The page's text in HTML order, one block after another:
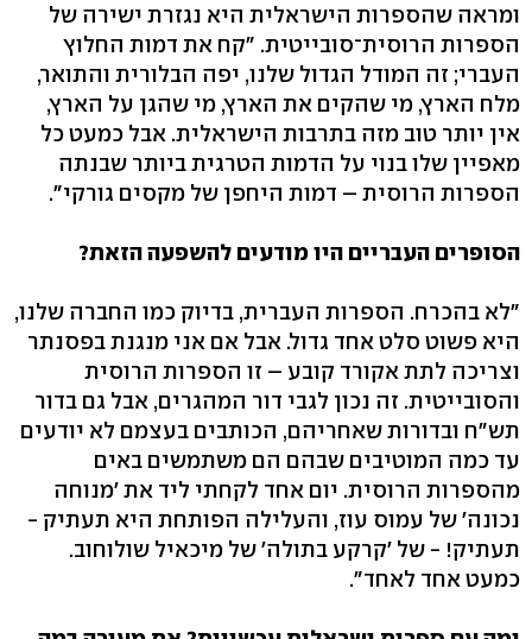
ומראה שהספרות הישראלית היא נגזרת ישירה של
הספרות הרוסית־סובייטית. "קח את דמות החלוץ
העברי; זה המודל הגדול שלנו, יפה הבלורית והתואר,
מלח הארץ, מי שהקים את הארץ, מי שהגן על הארץ,
אין יותר טוב מזה בתרבות הישראלית. אבל כמעט כל
מאפיין שלו בנוי על הדמות הטרגית ביותר שבנתה
הספרות הרוסית – דמות היחפן של מקסים גורקי".
הסופרים העבריים היו מודעים להשפעה הזאת?
"לא בהכרח. הספרות העברית, בדיוק כמו החברה שלנו,
היא פשוט סלט אחד גדול. אבל אם אני מנגנת בפסנתר
וצריכה לתת אקורד קובע – זו הספרות הרוסית
והסובייטית. זה נכון לגבי דור המהגרים, אבל גם בדור
תש"ח ובדורות שאחריהם, הכותבים בעצמם לא יודעים
עד כמה המוטיבים שבהם הם משתמשים באים
מהספרות הרוסית. יום אחד לקחתי ליד את 'מנוחה
נכונה' של עמוס עוז, והעלילה הפותחת היא תעתיק -
תעתיק! - של 'קרקע בתולה' של מיכאיל שולוחוב.
כמעט אחד לאחד".